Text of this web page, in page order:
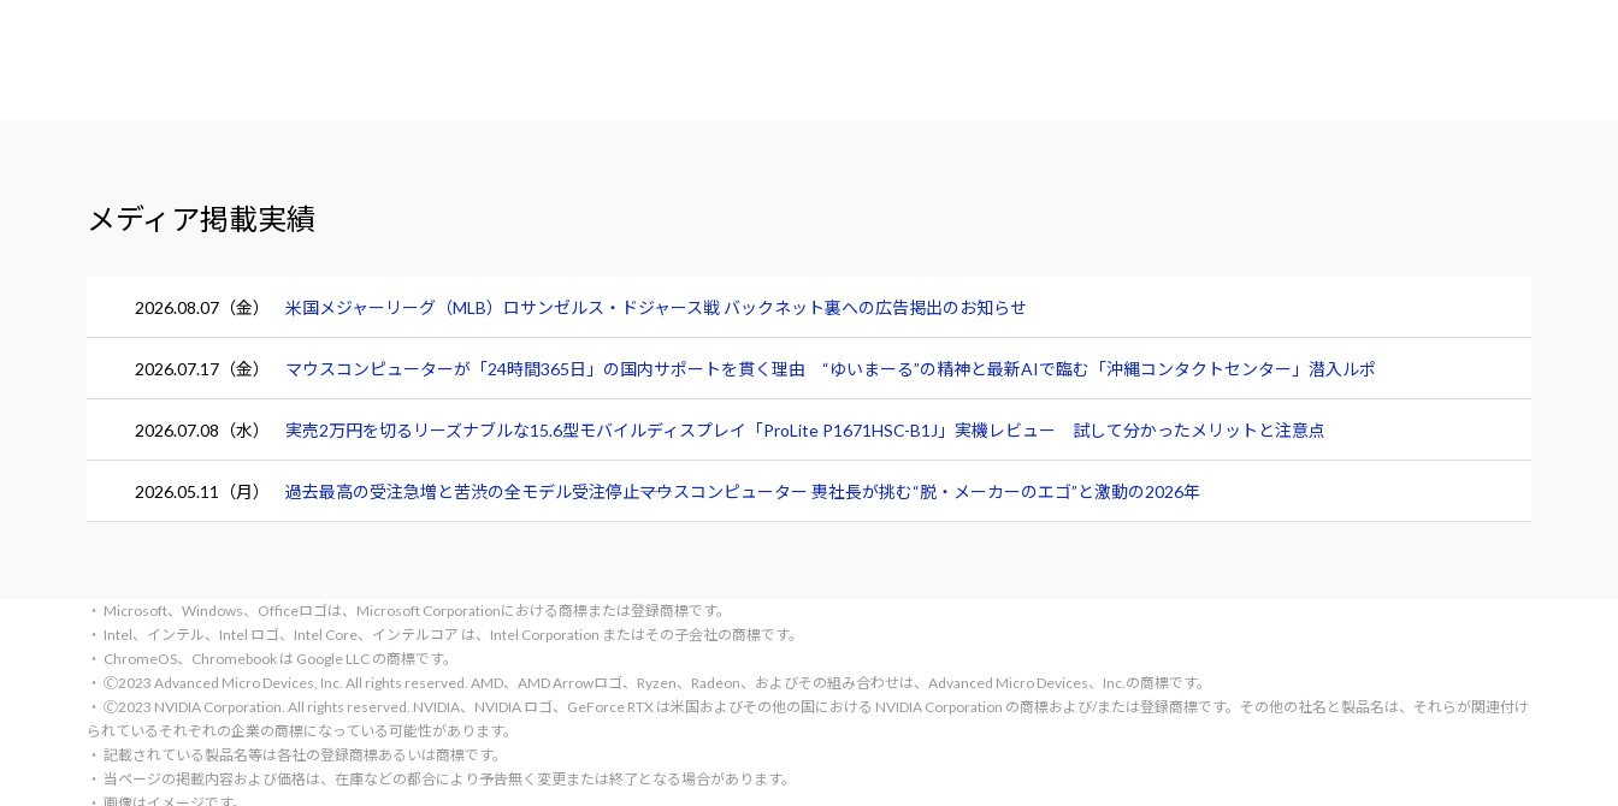
メディア掲載実績
2026.08.07（金） 米国メジャーリーグ（MLB）ロサンゼルス・ドジャース戦 バックネット裏への広告掲出のお知らせ
2026.07.17（金） マウスコンピューターが「24時間365日」の国内サポートを貫く理由 “ゆいまーる”の精神と最新AIで臨む「沖縄コンタクトセンター」潜入ルポ
2026.07.08（水） 実売2万円を切るリーズナブルな15.6型モバイルディスプレイ「ProLite P1671HSC-B1J」実機レビュー 試して分かったメリットと注意点
2026.05.11（月） 過去最高の受注急増と苦渋の全モデル受注停止――マウスコンピューター 軣社長が挑む“脱・メーカーのエゴ”と激動の2026年
・ Microsoft、Windows、Officeロゴは、Microsoft Corporationにおける商標または登録商標です。
・ Intel、インテル、Intel ロゴ、Intel Core、インテルコア は、Intel Corporation またはその子会社の商標です。
・ ChromeOS、Chromebook は Google LLC の商標です。
・ 🄫2023 Advanced Micro Devices, Inc. All rights reserved. AMD、AMD Arrowロゴ、Ryzen、Radeon、およびその組み合わせは、Advanced Micro Devices、Inc.の商標です。
・ 🄫2023 NVIDIA Corporation. All rights reserved. NVIDIA、NVIDIA ロゴ、GeForce RTX は米国およびその他の国における NVIDIA Corporation の商標および/または登録商標です。その他の社名と製品名は、それらが関連付け
られているそれぞれの企業の商標になっている可能性があります。
・ 記載されている製品名等は各社の登録商標あるいは商標です。
・ 当ページの掲載内容および価格は、在庫などの都合により予告無く変更または終了となる場合があります。